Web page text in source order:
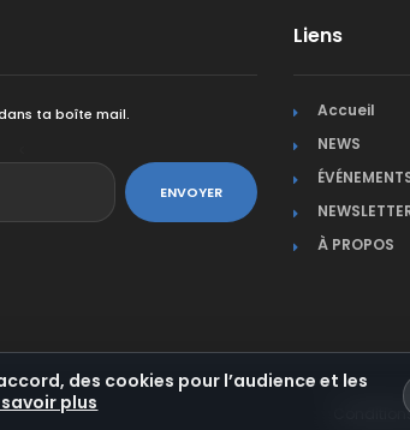
ta boîte mail.
ENVOYER
Liens
Accueil
NEWS
À PROPOS
des cookies pour l’audience et les
savoir plus